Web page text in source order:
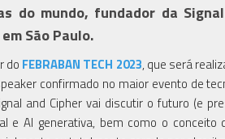
do mundo, fundador da
São Paulo.
do FEBRABAN TECH 2023, que será
confirmado no maior evento de
and Cipher vai discutir o futuro (e
e AI generativa, bem como o